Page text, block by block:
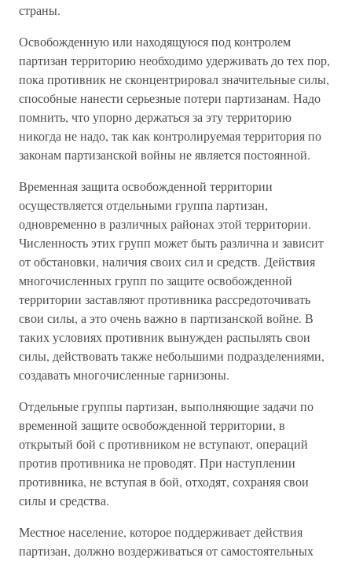
страны.
Освобожденную или находящуюся под контролем
партизан территорию необходимо удерживать до тех пор,
пока противник не сконцентрировал значительные силы,
способные нанести серьезные потери партизанам. Надо
помнить, что упорно держаться за эту территорию
никогда не надо, так как контролируемая территория по
законам партизанской войны не является постоянной.
Временная защита освобожденной территории
осуществляется отдельными группа партизан,
одновременно в различных районах этой территории.
Численность этих групп может быть различна и зависит
от обстановки, наличия своих сил и средств. Действия
многочисленных групп по защите освобожденной
территории заставляют противника рассредоточивать
свои силы, а это очень важно в партизанской войне. В
таких условиях противник вынужден распылять свои
силы, действовать также небольшими подразделениями,
создавать многочисленные гарнизоны.
Отдельные группы партизан, выполняющие задачи по
временной защите освобожденной территории, в
открытый бой с противником не вступают, операций
против противника не проводят. При наступлении
противника, не вступая в бой, отходят, сохраняя свои
силы и средства.
Местное население, которое поддерживает действия
партизан, должно воздерживаться от самостоятельных